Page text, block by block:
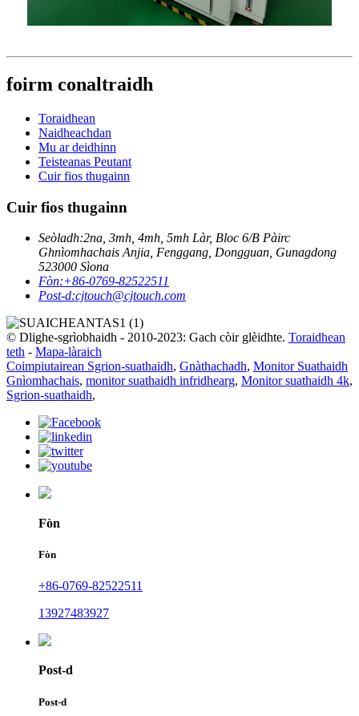
foirm conaltraidh
Toraidhean
Naidheachdan
Mu ar deidhinn
Teisteanas Peutant
Cuir fios thugainn
Cuir fios thugainn
Seòladh:2na, 3mh, 4mh, 5mh Làr, Bloc 6/B Pàirc
Ghnìomhachais Anjia, Fenggang, Dongguan, Gunagdong
523000 Sìona
Fòn:+86-0769-82522511
Post-d:cjtouch@cjtouch.com
© Dlighe-sgrìobhaidh - 2010-2023: Gach còir glèidhte. Toraidhean
teth - Mapa-làraich
Coimpiutairean Sgrion-suathaidh, Gnàthachadh, Monitor Suathaidh
Gnìomhachais, monitor suathaidh infridhearg, Monitor suathaidh 4k,
Sgrion-suathaidh,
Fòn
Fòn
+86-0769-82522511
13927483927
Post-d
Post-d